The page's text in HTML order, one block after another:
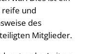
reife und
des
Mitglieder.